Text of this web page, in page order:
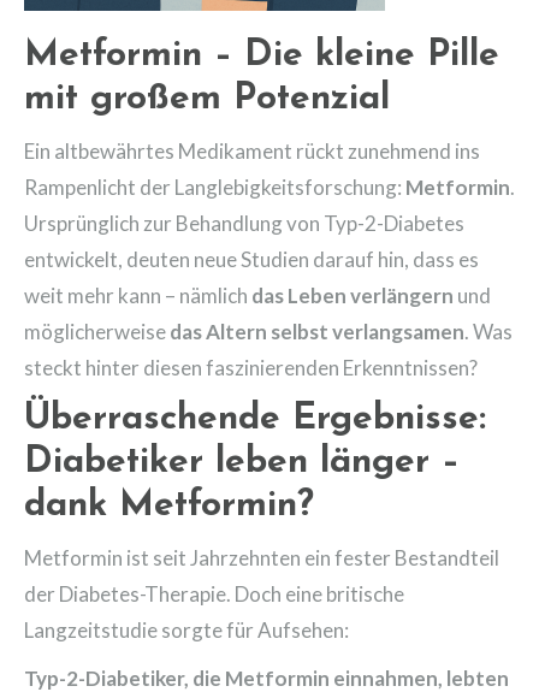
Metformin – Die kleine Pille
mit großem Potenzial
Ein altbewährtes Medikament rückt zunehmend ins
Rampenlicht der Langlebigkeitsforschung: Metformin.
Ursprünglich zur Behandlung von Typ-2-Diabetes
entwickelt, deuten neue Studien darauf hin, dass es
weit mehr kann – nämlich das Leben verlängern und
möglicherweisedas Altern selbst verlangsamen. Was
steckt hinter diesen faszinierenden Erkenntnissen?
Überraschende Ergebnisse:
Diabetiker leben länger –
dank Metformin?
Metformin ist seit Jahrzehnten ein fester Bestandteil
der Diabetes-Therapie. Doch eine britische
Langzeitstudie sorgte für Aufsehen:
Typ-2-Diabetiker, die Metformin einnahmen, lebten